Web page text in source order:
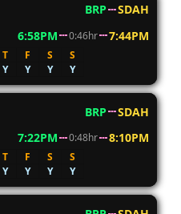
BRP
SDAH
6:58PM 0:46hr 7:44PM
T F S
S
Y Y Y Y
BRP
SDAH
7:22PM 0:48hr 8:10PM
T F S
S
Y Y Y Y